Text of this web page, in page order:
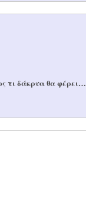
τι δάκρυα θα φέρει…